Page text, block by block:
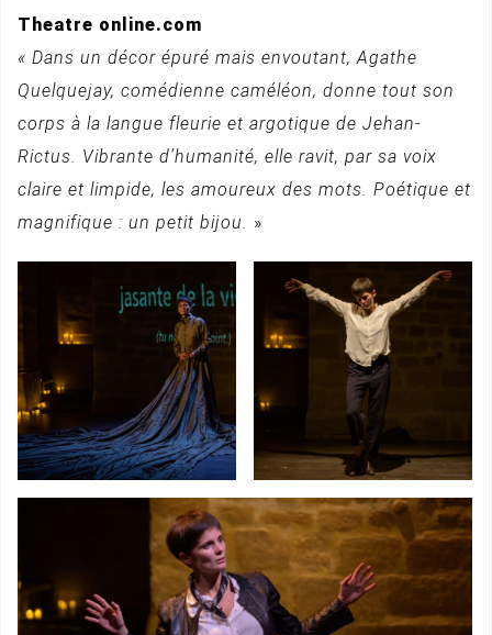
Theatre online.com
« Dans un décor épuré mais envoutant, Agathe
Quelquejay, comédienne caméléon, donne tout son
corps à la langue fleurie et argotique de Jehan-
Rictus. Vibrante d’humanité, elle ravit, par sa voix
claire et limpide, les amoureux des mots. Poétique et
magnifique : un petit bijou. »